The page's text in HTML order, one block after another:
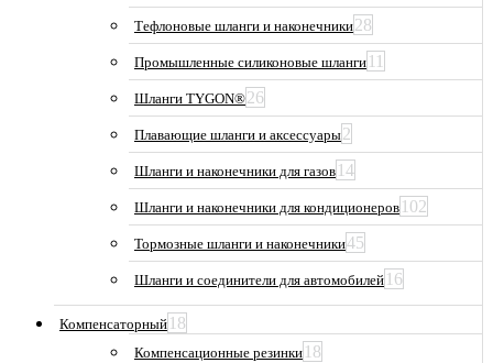
Тефлоновые шланги и наконечники28
Промышленные силиконовые шланги 11
Шланги TYGON®26
Плавающие шланги и аксессуары2
Шланги и наконечники для газов 14
Шланги и наконечники для кондиционеров 102
Тормозные шланги и наконечники45
Шланги и соединители для автомобилей 16
Компенсаторный 18
Компенсационные резинки 18